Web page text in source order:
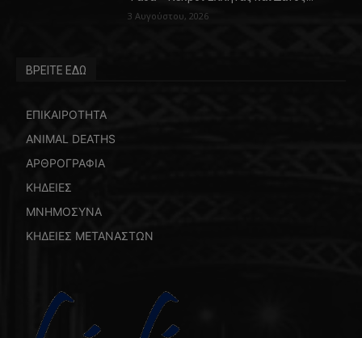
3 Αυγούστου, 2026
ΒΡΕΙΤΕ ΕΔΩ
ΕΠΙΚΑΙΡΟΤΗΤΑ
ANIMAL DEATHS
ΑΡΘΡΟΓΡΑΦΙΑ
ΚΗΔΕΙΕΣ
ΜΝΗΜΟΣΥΝΑ
ΚΗΔΕΙΕΣ ΜΕΤΑΝΑΣΤΩΝ